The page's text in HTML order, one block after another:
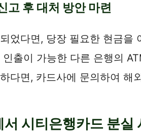
고 후 대처 방안 마련
었다면, 당장 필요한 현금을
인출이 가능한 다른 은행의
다면, 카드사에 문의하여 해
서 시티은행카드 분실